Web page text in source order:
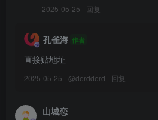
025.Aery Tiefling – Zelda[62P-78.4M]
024.Aery Tiefling – Yumeko[76P-1V-
022.Aery Tiefling – Vermeil[79P-83.7M]
2025-05-25 回复
孔雀海 作者
直接贴地址
2025-05-25 @derdderd 回复
山城恋